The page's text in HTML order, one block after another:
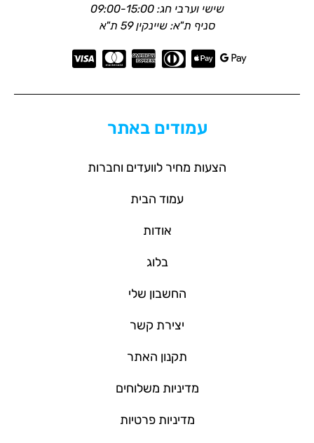
שישי וערבי חג: 09:00-15:00
סניף ת"א: שיינקין 59 ת"א
עמודים באתר
הצעות מחיר לוועדים וחברות
עמוד הבית
אודות
בלוג
החשבון שלי
יצירת קשר
תקנון האתר
מדיניות משלוחים
מדיניות פרטיות